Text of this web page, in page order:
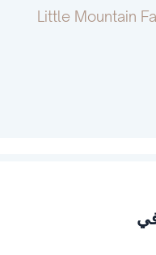
Little Mountain